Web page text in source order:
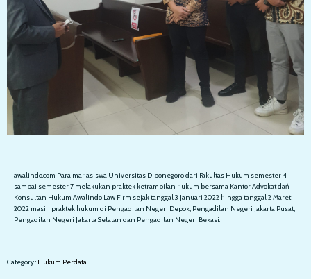
awalindo.com Para mahasiswa Universitas Diponegoro dari Fakultas Hukum semester 4
sampai semester 7 melakukan praktek ketrampilan hukum bersama Kantor Advokat dań
Konsultan Hukum Awalindo Law Firm sejak tanggal 3 Januari 2022 hingga tanggal 2 Maret
2022 masih praktek hukum di Pengadilan Negeri Depok, Pengadilan Negeri Jakarta Pusat,
Pengadilan Negeri Jakarta Selatan dan Pengadilan Negeri Bekasi.
Category : Hukum Perdata